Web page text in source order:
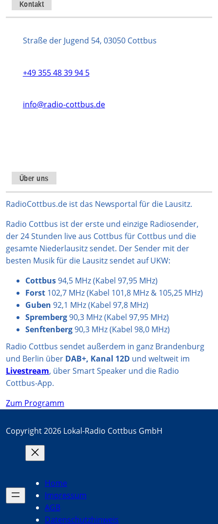
Kontakt
Straße der Jugend 54, 03050 Cottbus
+49 355 48 39 94 5
info@radio-cottbus.de
Über uns
RadioCottbus.de ist das Newsportal für die Lausitz.
Radio Cottbus ist der erste und einzige Radiosender,
der 24 Stunden live aus Cottbus für Cottbus und die
gesamte Niederlausitz sendet. Der Sender mit der
besten Musik für die Lausitz sendet auf UKW:
Cottbus94,5 MHz (Kabel 97,95 MHz)
Forst 102,7 MHz (Kabel 101,8 MHz & 105,25 MHz)
Guben 92,1 MHz (Kabel 97,8 MHz)
Spremberg90,3 MHz (Kabel 97,95 MHz)
Senftenberg90,3 MHz (Kabel 98,0 MHz)
Radio Cottbus sendet außerdem in ganz Brandenburg
und Berlin über DAB+, Kanal 12D und weltweit im
Livestream, über Smart Speaker und die Radio
Cottbus-App.
Zum Programm
Copyright 2026 Lokal-Radio Cottbus GmbH
Home
Impressum
AGB
Datenschutzhinweis